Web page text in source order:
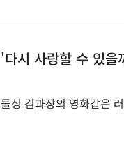
'다시 사랑할 수 있을
돌싱 김과장의 영화같은